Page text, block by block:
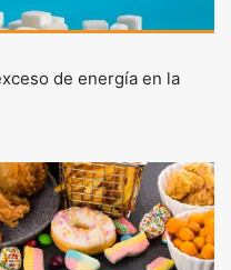
de energía en la